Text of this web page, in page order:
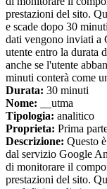
prestazioni del sito.
e scade dopo 30
dati vengono inviati a
utente entro la durata
anche se l'utente
minuti conterà come
Durata: 30 minuti
Nome: __utma
Tipologia: analitico
Proprieta: Prima
Descrizione: Questo
dal servizio Google
di monitorare il
prestazioni del sito.